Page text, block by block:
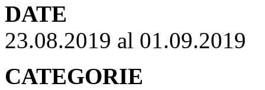
DATE
23.08.2019 al 01.09.2019
CATEGORIE